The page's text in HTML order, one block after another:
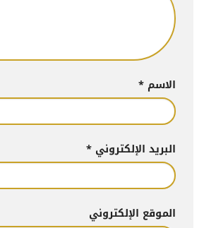
الاسم *
البريد الإلكتروني *
الموقع الإلكتروني